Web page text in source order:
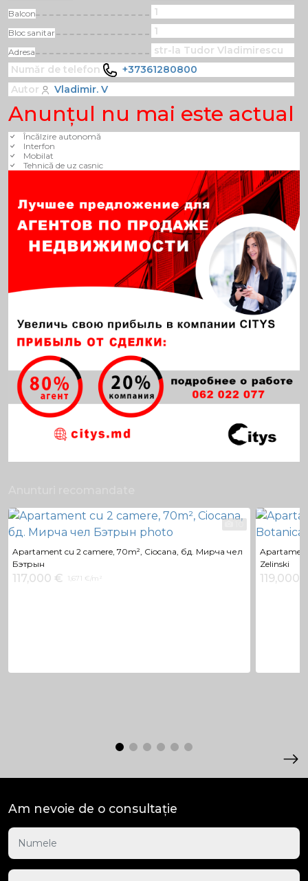
Balcon 1
Bloc sanitar 1
Adresa
str-la Tudor Vladimirescu
Număr de telefon
+37361280800
Autor
Vladimir. V
Anunţul nu mai este actual
Încălzire autonomă
Interfon
Mobilat
Tehnică de uz casnic
10
Apartament cu 2 camere, 70m², Ciocana, бд. Мирча чел
Бэтрын
117,000 € 1,671 €/m²
Zelinski
119,000
Am nevoie de o consultație